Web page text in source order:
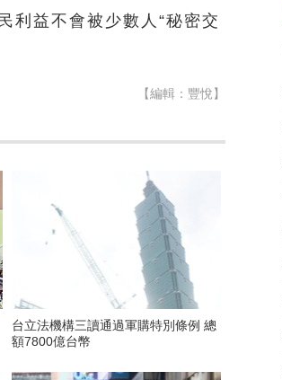
利益不會被少數人“秘密交
【編輯：豐悅】
台立法機構三讀通過軍購特別條例 總
額7800億台幣